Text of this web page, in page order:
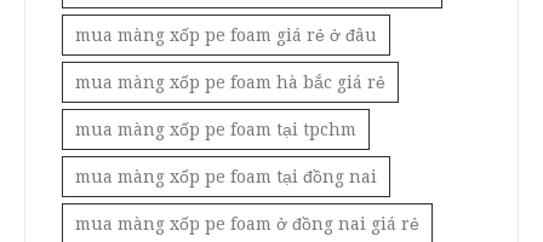
mua màng xốp pe foam giá rẻ ở đâu
mua màng xốp pe foam hà bắc giá rẻ
mua màng xốp pe foam tại tpchm
mua màng xốp pe foam tại đồng nai
mua màng xốp pe foam ở đồng nai giá rẻ